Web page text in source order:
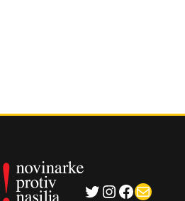
Twitter
Instagram
Facebook
Mail